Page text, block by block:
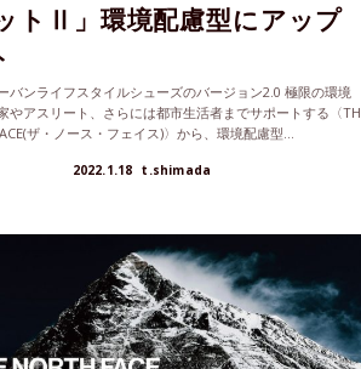
トⅡ」環境配慮型にアップ
バンライフスタイルシューズのバージョン2.0 極限の環境
やアスリート、さらには都市生活者までサポートする〈TH
ザ・ノース・フェイス)〉から、環境配慮型...
2022.1.18 t.shimada